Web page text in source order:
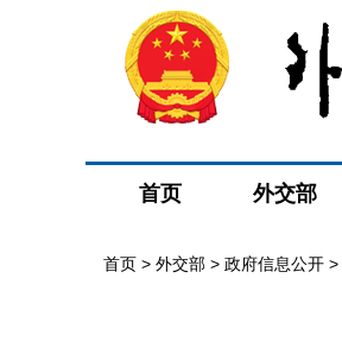
首页 外交部
首页 > 外交部 > 政府信息公开 >